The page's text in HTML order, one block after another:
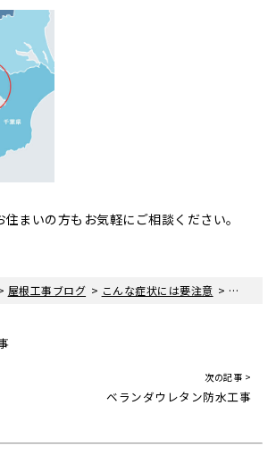
まいの方もお気軽にご相談ください。
屋根工事ブログ > こんな症状には要注意 > 強風が
次の記事 >
ベランダウレタン防水工事